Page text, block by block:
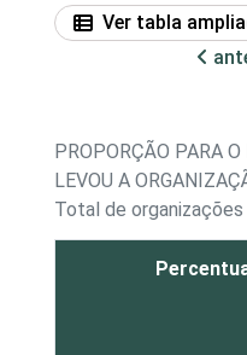
Ver tabla
PROPORÇÃO PARA
LEVOU A
Total de